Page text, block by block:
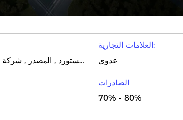
الشركة المصنعة , موزع/تاجر الجملة , عامل , مستورد , المصدر , شركة تجارية , البائع
العلامات التجارية:
عدوى
الصادرات
70% - 80%